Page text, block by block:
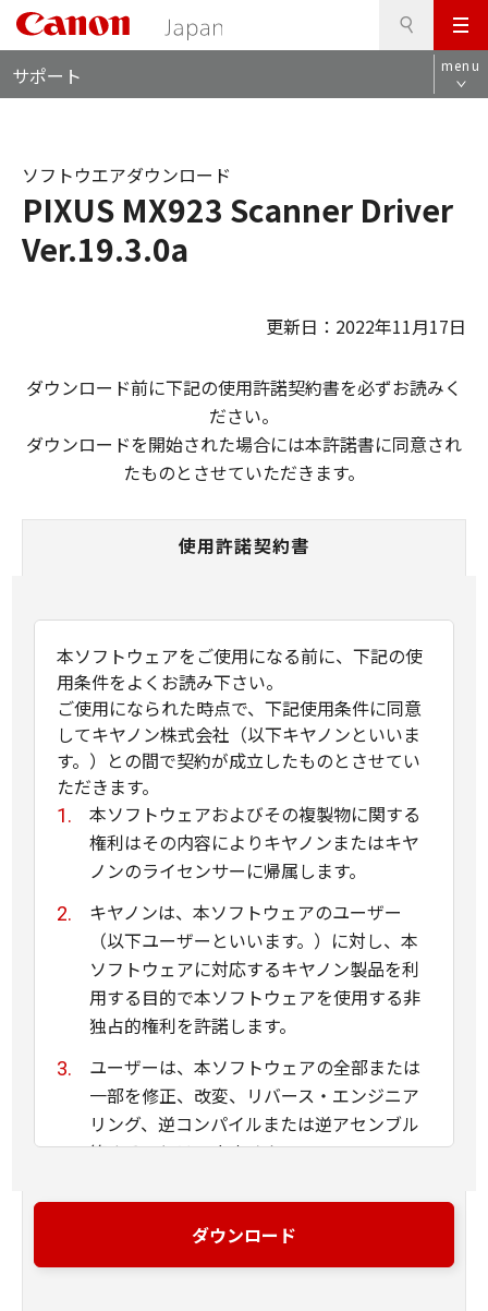
メ
ニ
ュ
サポート menu
PIXUS MX923 Scanner Driver
Ver.19.3.0a
ソフトウエアダウンロード
更新日：2022年11月17日
ダウンロード前に下記の使用許諾契約書を必ずお読みく
ださい。
ダウンロードを開始された場合には本許諾書に同意され
たものとさせていただきます。
使用許諾契約書
本ソフトウェアをご使用になる前に、下記の使
用条件をよくお読み下さい。
ご使用になられた時点で、下記使用条件に同意
してキヤノン株式会社（以下キヤノンといいま
す。）との間で契約が成立したものとさせてい
ただきます。
本ソフトウェアおよびその複製物に関する
権利はその内容によりキヤノンまたはキヤ
ノンのライセンサーに帰属します。
キヤノンは、本ソフトウェアのユーザー
（以下ユーザーといいます。）に対し、本
ソフトウェアに対応するキヤノン製品を利
用する目的で本ソフトウェアを使用する非
独占的権利を許諾します。
ユーザーは、本ソフトウェアの全部または
一部を修正、改変、リバース・エンジニア
リング、逆コンパイルまたは逆アセンブル
等することはできません。
ン株式会社およびキヤノンのライセンサー
は、本ソフトウェアがユーザーの特定の目
ダウンロード